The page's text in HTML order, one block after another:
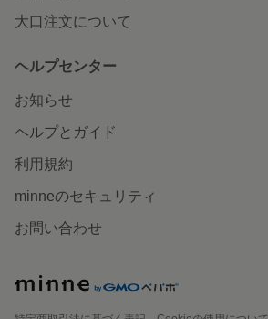
大口注文について
ヘルプセンター
お知らせ
ヘルプとガイド
利用規約
minneのセキュリティ
お問い合わせ